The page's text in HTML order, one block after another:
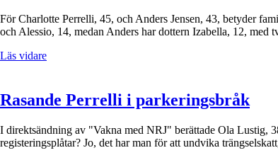
För Charlotte Perrelli, 45, och Anders Jensen, 43, betyder
och Alessio, 14, medan Anders har dottern Izabella, 12,
Läs vidare
Rasande Perrelli i parkeringsbråk
I direktsändning av "Vakna med NRJ" berättade Ola Lustig,
registeringsplåtar? Jo, det har man för att undvika